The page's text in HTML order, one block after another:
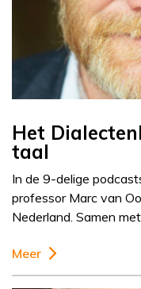
Het
taal
In de 9-delige
professor Marc van
Nederland. Samen
Meer